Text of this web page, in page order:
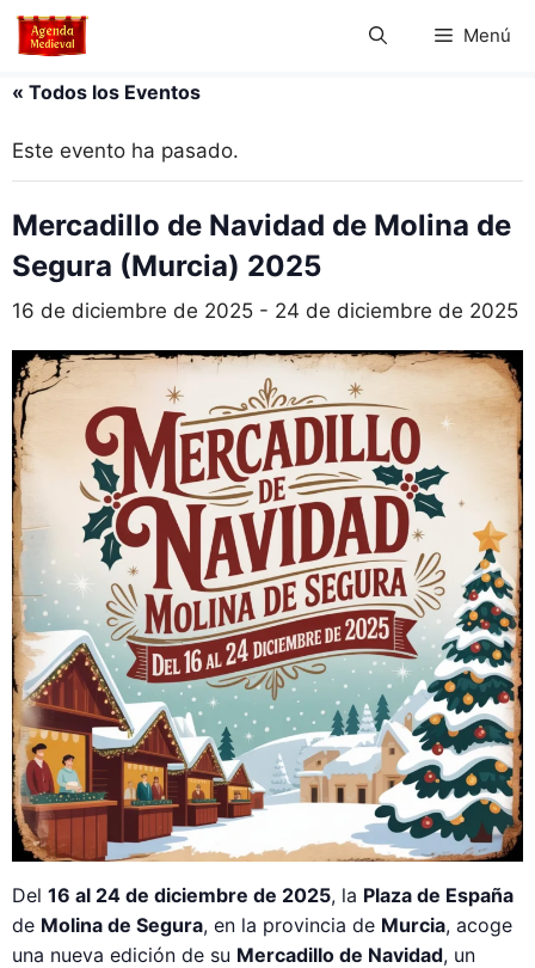
Saltar
Menú
« Todos los Eventos
Este evento ha pasado.
Mercadillo de Navidad de Molina de
Segura (Murcia) 2025
16 de diciembre de 2025 - 24 de diciembre de 2025
Del 16 al 24 de diciembre de 2025, la Plaza de España
de Molina de Segura, en la provincia de Murcia, acoge
una nueva edición de su Mercadillo de Navidad, un